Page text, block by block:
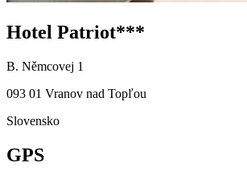
Hotel Patriot***
B. Němcovej 1
093 01 Vranov nad Topľou
Slovensko
GPS